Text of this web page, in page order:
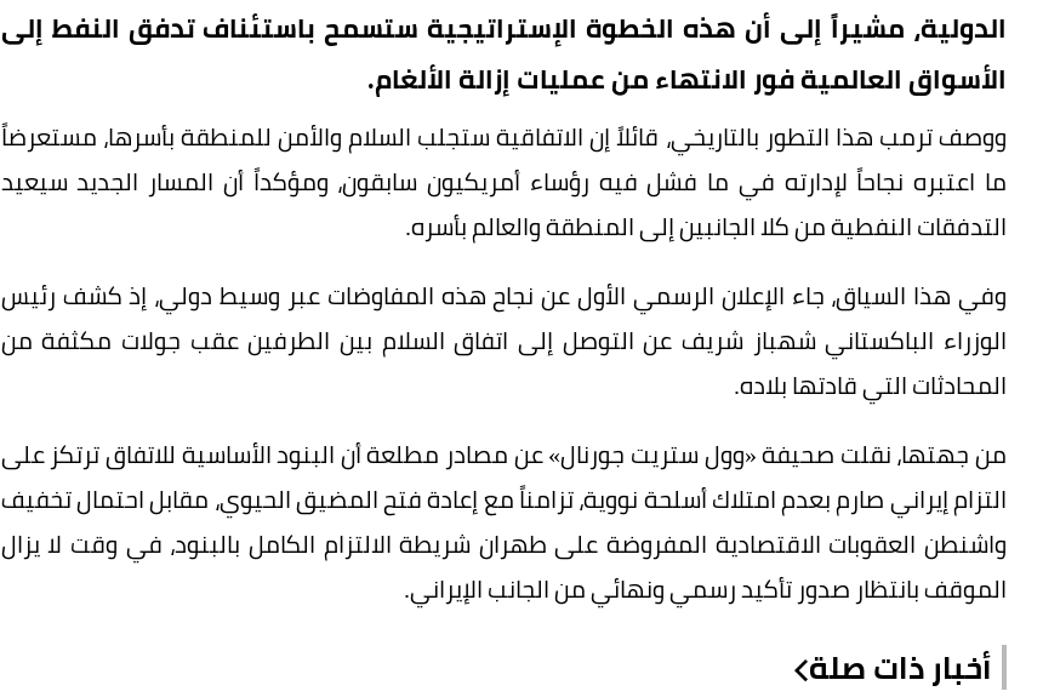
الدولية، مشيراً إلى أن هذه الخطوة الإستراتيجية ستسمح باستئناف تدفق النفط إلى
الأسواق العالمية فور الانتهاء من عمليات إزالة الألغام.
ووصف ترمب هذا التطور بالتاريخي، قائلاً إن الاتفاقية ستجلب السلام والأمن للمنطقة بأسرها، مستعرضاً
ما اعتبره نجاحاً لإدارته في ما فشل فيه رؤساء أمريكيون سابقون، ومؤكداً أن المسار الجديد سيعيد
التدفقات النفطية من كلا الجانبين إلى المنطقة والعالم بأسره.
وفي هذا السياق، جاء الإعلان الرسمي الأول عن نجاح هذه المفاوضات عبر وسيط دولي، إذ كشف رئيس
الوزراء الباكستاني شهباز شريف عن التوصل إلى اتفاق السلام بين الطرفين عقب جولات مكثفة من
المحادثات التي قادتها بلاده.
من جهتها، نقلت صحيفة «وول ستريت جورنال» عن مصادر مطلعة أن البنود الأساسية للاتفاق ترتكز على
التزام إيراني صارم بعدم امتلاك أسلحة نووية، تزامناً مع إعادة فتح المضيق الحيوي، مقابل احتمال تخفيف
واشنطن العقوبات الاقتصادية المفروضة على طهران شريطة الالتزام الكامل بالبنود، في وقت لا يزال
الموقف بانتظار صدور تأكيد رسمي ونهائي من الجانب الإيراني.
أخبار ذات صلة